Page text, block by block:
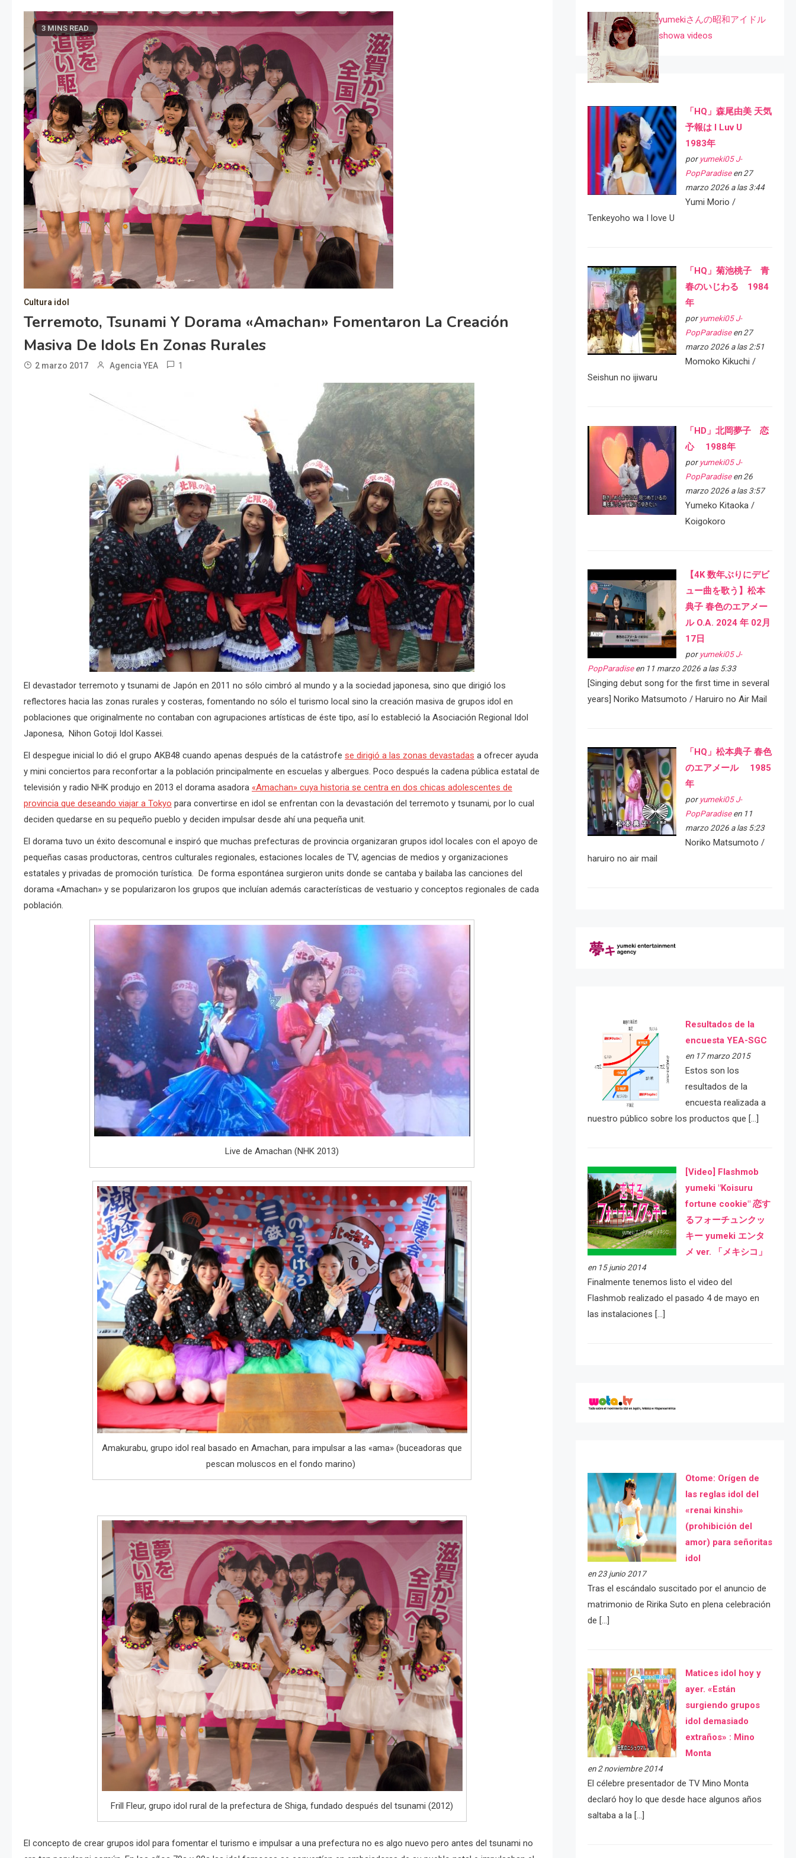
3 MINS READ
Cultura idol
Terremoto, Tsunami Y Dorama «Amachan» Fomentaron La Creación
Masiva De Idols En Zonas Rurales
2 marzo 2017 Agencia YEA 1
El devastador terremoto y tsunami de Japón en 2011 no sólo cimbró al mundo y a la sociedad japonesa, sino que dirigió los
reflectores hacia las zonas rurales y costeras, fomentando no sólo el turismo local sino la creación masiva de grupos idol en
poblaciones que originalmente no contaban con agrupaciones artísticas de éste tipo, así lo estableció la Asociación Regional Idol
Japonesa, Nihon Gotoji Idol Kassei.
El despegue inicial lo dió el grupo AKB48 cuando apenas después de la catástrofe se dirigió a las zonas devastadas a ofrecer ayuda
y mini conciertos para reconfortar a la población principalmente en escuelas y albergues. Poco después la cadena pública estatal de
televisión y radio NHK produjo en 2013 el dorama asadora «Amachan» cuya historia se centra en dos chicas adolescentes de
provincia que deseando viajar a Tokyo para convertirse en idol se enfrentan con la devastación del terremoto y tsunami, por lo cual
deciden quedarse en su pequeño pueblo y deciden impulsar desde ahí una pequeña unit.
El dorama tuvo un éxito descomunal e inspiró que muchas prefecturas de provincia organizaran grupos idol locales con el apoyo de
pequeñas casas productoras, centros culturales regionales, estaciones locales de TV, agencias de medios y organizaciones
estatales y privadas de promoción turística. De forma espontánea surgieron units donde se cantaba y bailaba las canciones del
dorama «Amachan» y se popularizaron los grupos que incluían además características de vestuario y conceptos regionales de cada
población.
Live de Amachan (NHK 2013)
Amakurabu, grupo idol real basado en Amachan, para impulsar a las «ama» (buceadoras que
pescan moluscos en el fondo marino)
Frill Fleur, grupo idol rural de la prefectura de Shiga, fundado después del tsunami (2012)
El concepto de crear grupos idol para fomentar el turismo e impulsar a una prefectura no es algo nuevo pero antes del tsunami no
yumekiさんの昭和アイドル
showa videos
「HQ」森尾由美 天気
予報は I Luv U
1983年
por yumeki05 J-
PopParadiseen 27
marzo 2026 a las 3:44
Yumi Morio /
Tenkeyoho wa I love U
「HQ」菊池桃子 青
春のいじわる 1984
年
por yumeki05 J-
PopParadiseen 27
marzo 2026 a las 2:51
Momoko Kikuchi /
Seishun no ijiwaru
「HD」北岡夢子 恋
心 1988年
por yumeki05 J-
PopParadiseen 26
marzo 2026 a las 3:57
Yumeko Kitaoka /
Koigokoro
【4K 数年ぶりにデビ
ュー曲を歌う】松本
典子 春色のエアメー
ル O.A. 2024 年 02月
17日
por yumeki05 J-
PopParadiseen 11 marzo 2026 a las 5:33
[Singing debut song for the first time in several
years] Noriko Matsumoto / Haruiro no Air Mail
「HQ」松本典子 春色
のエアメール 1985
年
por yumeki05 J-
PopParadiseen 11
marzo 2026 a las 5:23
Noriko Matsumoto /
haruiro no air mail
Resultados de la
encuesta YEA-SGC
en 17 marzo 2015
Estos son los
resultados de la
encuesta realizada a
nuestro público sobre los productos que […]
[Video] Flashmob
yumeki "Koisuru
fortune cookie" 恋す
るフォーチュンクッ
キー yumeki エンタ
メ ver. 「メキシコ」
en 15 junio 2014
Finalmente tenemos listo el video del
Flashmob realizado el pasado 4 de mayo en
las instalaciones […]
Otome: Orígen de
las reglas idol del
«renai kinshi»
(prohibición del
amor) para señoritas
idol
en 23 junio 2017
Tras el escándalo suscitado por el anuncio de
matrimonio de Ririka Suto en plena celebración
de […]
Matices idol hoy y
ayer. «Están
surgiendo grupos
idol demasiado
extraños» : Mino
Monta
en 2 noviembre 2014
El célebre presentador de TV Mino Monta
declaró hoy lo que desde hace algunos años
saltaba a la […]